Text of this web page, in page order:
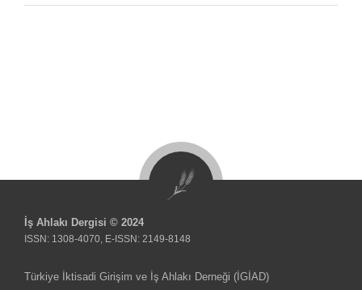
İş Ahlakı Dergisi © 2024
ISSN: 1308-4070, E-ISSN: 2149-8148
Türkiye İktisadi Girişim ve İş Ahlakı Derneği (İGİAD)